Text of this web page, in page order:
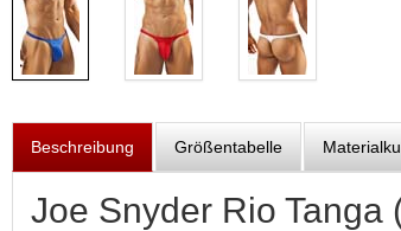
Beschreibung Größentabelle
Joe Snyder Rio Tanga